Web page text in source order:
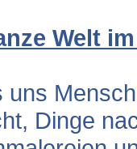
Welt
uns
Dinge